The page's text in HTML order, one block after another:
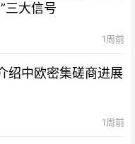
三大信号
1周前
绍中欧密集磋商进展
1周前